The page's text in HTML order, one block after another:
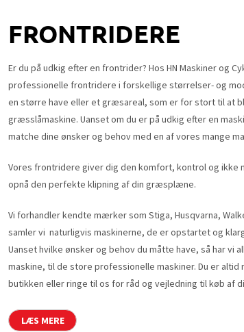
FRONTRIDERE
Er du på udkig efter en frontrider? Hos HN Maskiner og
professionelle frontridere i forskellige størrelser- og
en større have eller et græsareal, som er for stort til at
græsslåmaskine. Uanset om du er på udkig efter en
matche dine ønsker og behov med en af vores mange
Vores frontridere giver dig den komfort, kontrol og ikke
opnå den perfekte klipning af din græsplæne.
Vi forhandler kendte mærker som Stiga, Husqvarna,
samler vi naturligvis maskinerne, de er opstartet og
Uanset hvilke ønsker og behov du måtte have, så har vi
maskine, til de store professionelle maskiner. Du er
butikken eller ringe til os for råd og vejledning til køb af
LÆS MERE